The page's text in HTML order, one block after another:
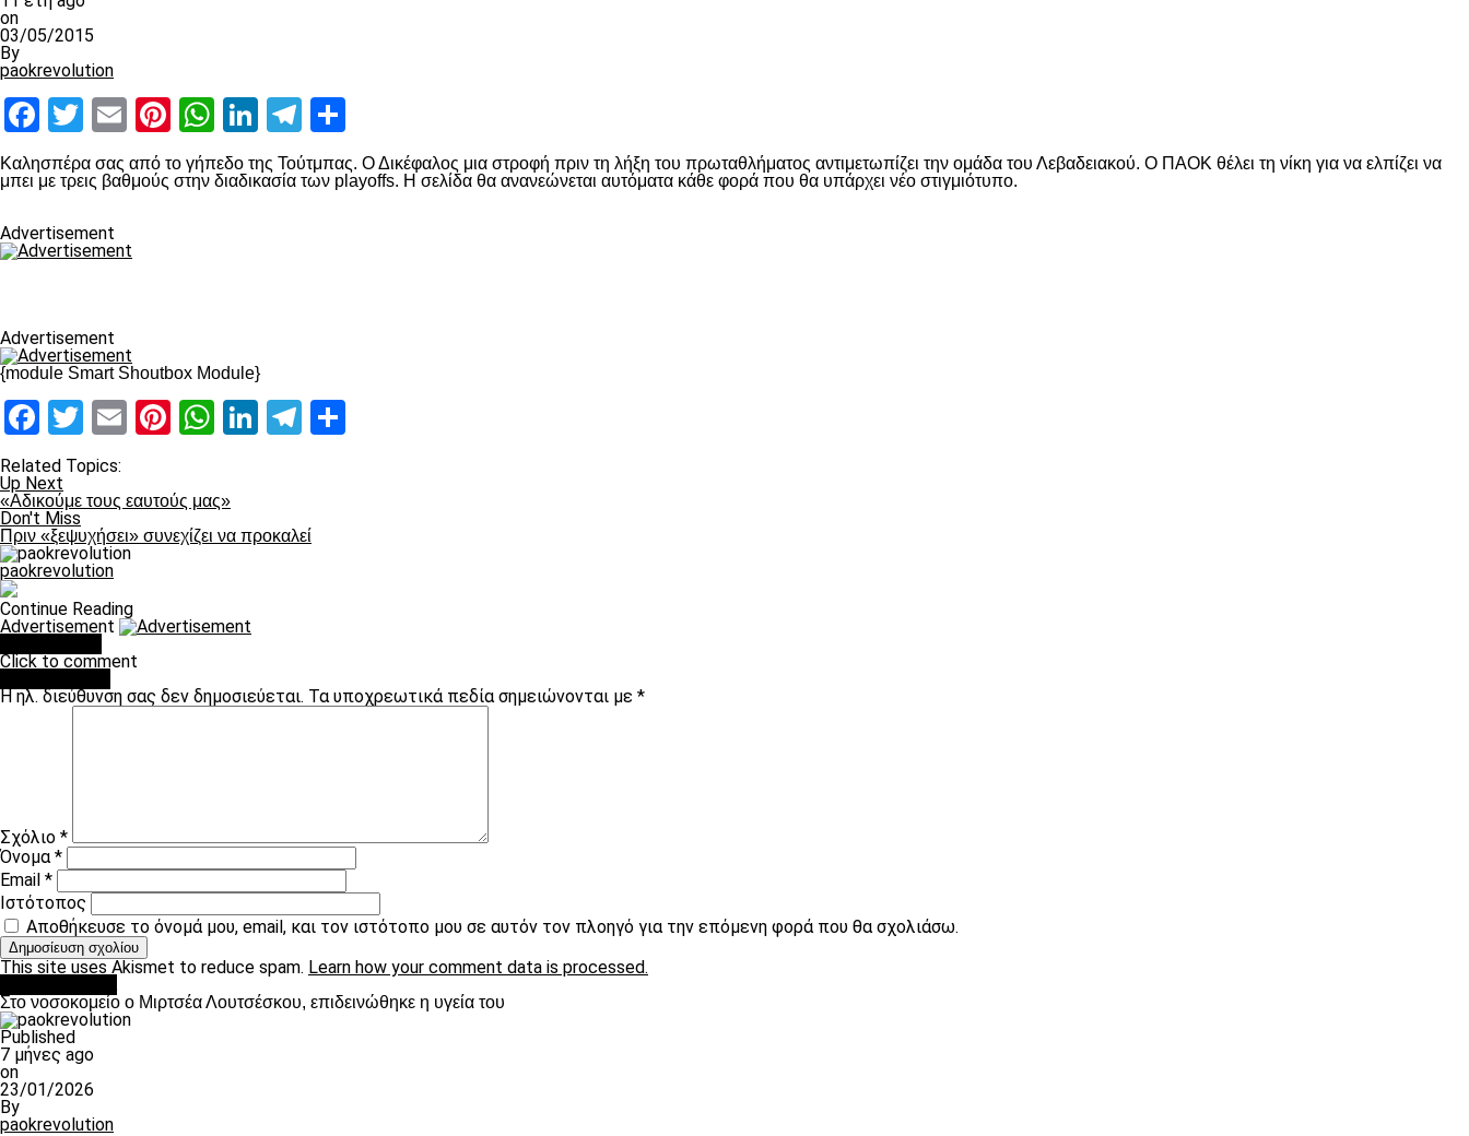
on
03/05/2015
By
paokrevolution
Facebook
Twitter
EmailPinterest
WhatsApp
LinkedIn
Telegram
Καλησπέρα σας από το γήπεδο της Τούτμπας. Ο Δικέφαλος μια στροφή πριν τη λήξη του πρωταθλήματος αντιμετωπίζει την ομάδα του Λεβαδειακού. Ο ΠΑΟΚ θέλει τη νίκη για να ελπίζει να
μπει με τρεις βαθμούς στην διαδικασία των playoffs. Η σελίδα θα ανανεώνεται αυτόματα κάθε φορά που θα υπάρχει νέο στιγμιότυπο.
Advertisement
Advertisement
{module Smart Shoutbox Module}
Facebook
Twitter
EmailPinterest
WhatsApp
LinkedIn
Telegram
Related Topics:
Up Next
«Αδικούμε τους εαυτούς μας»
Don't Miss
Πριν «ξεψυχήσει» συνεχίζει να προκαλεί
paokrevolution
Continue Reading
Advertisement
Click to comment
Η ηλ. διεύθυνση σας δεν δημοσιεύεται. Τα υποχρεωτικά πεδία σημειώνονται με *
Σχόλιο *
Όνομα*
Email *
Ιστότοπος
Αποθήκευσε το όνομά μου, email, και τον ιστότοπο μου σε αυτόν τον πλοηγό για την επόμενη φορά που θα σχολιάσω.
This site uses Akismet to reduce spam. Learn how your comment data is processed.
Στο νοσοκομείο ο Μιρτσέα Λουτσέσκου, επιδεινώθηκε η υγεία του
Published
7 μήνες ago
on
23/01/2026
By
paokrevolution